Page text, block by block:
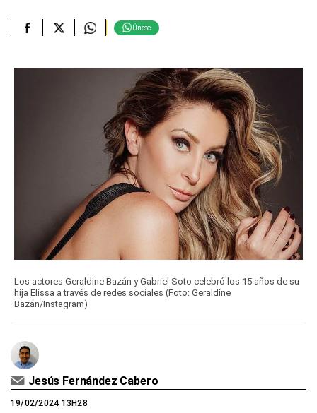
Únete
Los actores Geraldine Bazán y Gabriel Soto celebró los 15 años de su
hija Elissa a través de redes sociales (Foto: Geraldine
Bazán/Instagram)
Jesús Fernández Cabero
19/02/2024 13H28